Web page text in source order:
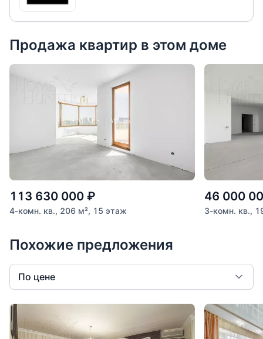
Продажа квартир в этом доме
113 630 000 ₽
4-комн. кв., 206 м², 15 этаж
46 000
3-комн. кв.,
Похожие предложения
По цене